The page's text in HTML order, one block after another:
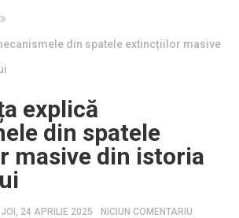
din spatele extincțiilor masive
explică
din spatele
masive din istoria
JOI, 24 APRILIE 2025 NICIUN COMENTARIU